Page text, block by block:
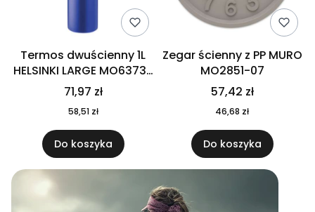
Termos dwuścienny 1L
HELSINKI LARGE MO6373-
04
71,97 zł
58,51 zł
Do koszyka
Zegar ścienny z PP MURO
MO2851-07
57,42 zł
46,68 zł
Do koszyka